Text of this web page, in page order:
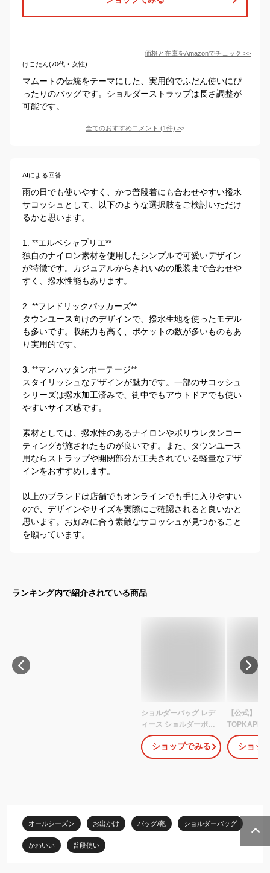
価格と在庫をAmazonでチェック >>
けこたん(70代・女性)
マムートの伝統をテーマにした、実用的でふだん使いにぴ
ったりのバッグです。ショルダーストラップは長さ調整が
可能です。
全てのおすすめコメント (1件) >
AIによる回答
雨の日でも使いやすく、かつ普段着にも合わせやすい撥水
サコッシュとして、以下のような選択肢をご検討いただけ
るかと思います。
1. **エルベシャプリエ**
独自のナイロン素材を使用したシンプルで可愛いデザイン
が特徴です。カジュアルからきれいめの服装まで合わせや
すく、撥水性能もあります。
2. **フレドリックパッカーズ**
タウンユース向けのデザインで、撥水生地を使ったモデル
も多いです。収納力も高く、ポケットの数が多いものもあ
り実用的です。
3. **マンハッタンポーテージ**
スタイリッシュなデザインが魅力です。一部のサコッシュ
シリーズは撥水加工済みで、街中でもアウトドアでも使い
やすいサイズ感です。
素材としては、撥水性のあるナイロンやポリウレタンコー
ティングが施されたものが良いです。また、タウンユース
用ならストラップや開閉部分が工夫されている軽量なデザ
インをおすすめします。
以上のブランドは店舗でもオンラインでも手に入りやすい
ので、デザインやサイズを実際にご確認されると良いかと
思います。お好みに合う素敵なサコッシュが見つかること
を願っています。
ランキング内で紹介されている商品
ショルダーバッグ レデ
ィース ショルダーポー
チ 撥水加工 アネロ ミニ
ショルダーバッグ レデ
ィース 斜めがけ バッグ
グ トラベルバッグ 撥水
サコッシュ アウトドア
ショップでみる
【公式】【
TOPKAPI】
GRAIN
ッチグレイ
サコッシュ
水 撥水
ショッ
オールシーズン お出かけ バッグ/鞄 ショルダーバッグ
かわいい 普段使い